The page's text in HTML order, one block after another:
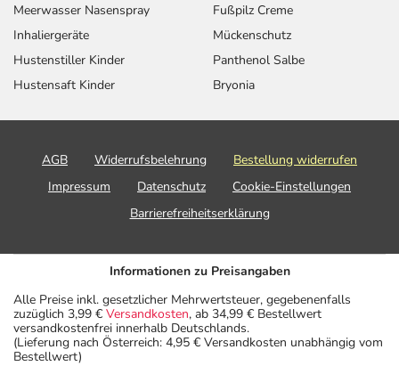
Meerwasser Nasenspray
Inhaliergeräte
Hustenstiller Kinder
Hustensaft Kinder
Fußpilz Creme
Mückenschutz
Panthenol Salbe
Bryonia
AGB Widerrufsbelehrung
Bestellung widerrufen
Impressum
Datenschutz
Cookie-Einstellungen
Barrierefreiheitserklärung
Informationen zu Preisangaben
Alle Preise inkl. gesetzlicher Mehrwertsteuer, gegebenenfalls
zuzüglich 3,99 € Versandkosten, ab 34,99 € Bestellwert
versandkostenfrei innerhalb Deutschlands.
(Lieferung nach Österreich: 4,95 € Versandkosten unabhängig vom
Bestellwert)